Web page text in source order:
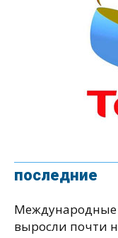
последние
Международные
выросли почти